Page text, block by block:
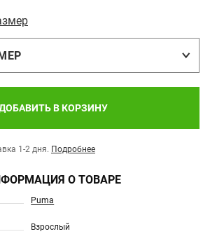
В КОРЗИНУ
1-2 дня. Подробнее
О ТОВАРЕ
Puma
Взрослый